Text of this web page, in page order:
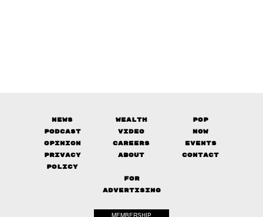
News Wealth
Pop
Podcast
Video
Now
Opinion
Careers
Events
Privacy
Policy
About Contact
FOR
ADVERTISING
MEMBERSHIP